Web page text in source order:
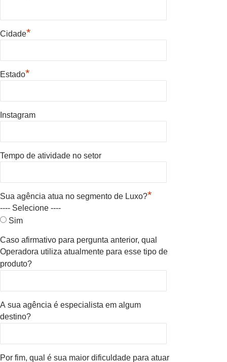
Cidade*
Estado*
Instagram
Tempo de atividade no setor
Sua agência atua no segmento de Luxo?*
---- Selecione ----
Sim
Caso afirmativo para pergunta anterior, qual
Operadora utiliza atualmente para esse tipo de
produto?
A sua agência é especialista em algum
destino?
Por fim, qual é sua maior dificuldade para atuar